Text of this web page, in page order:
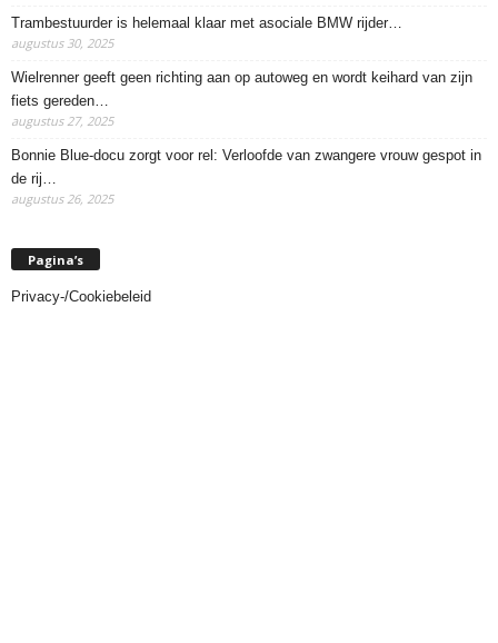
Trambestuurder is helemaal klaar met asociale BMW rijder…
augustus 30, 2025
Wielrenner geeft geen richting aan op autoweg en wordt keihard van zijn
fiets gereden…
augustus 27, 2025
Bonnie Blue-docu zorgt voor rel: Verloofde van zwangere vrouw gespot in
de rij…
augustus 26, 2025
Pagina’s
Privacy-/Cookiebeleid